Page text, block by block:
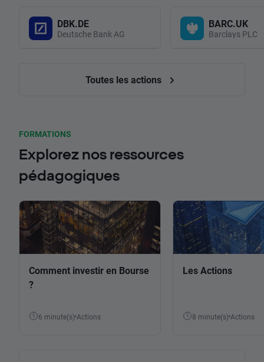
DBK.DE
Deutsche Bank AG
BARC.UK
Barclays PLC
Toutes les actions
FORMATIONS
Explorez nos ressources
pédagogiques
Comment investir en Bourse
?
6 minute(s) Actions
Les Actions
8 minute(s) Actions